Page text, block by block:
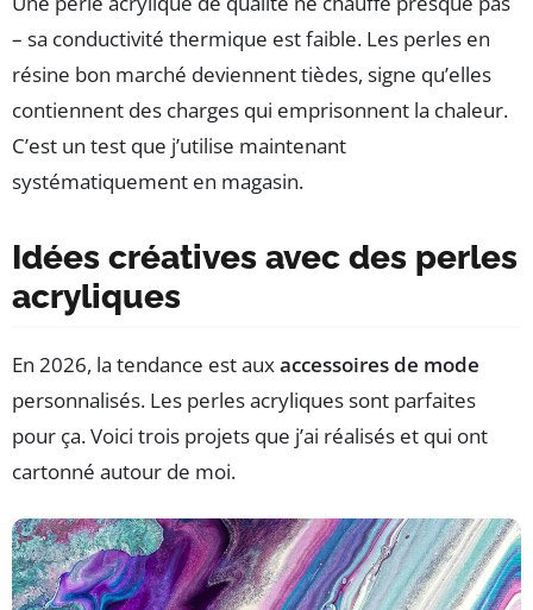
– sa conductivité thermique est faible. Les perles en
résine bon marché deviennent tièdes, signe qu’elles
contiennent des charges qui emprisonnent la chaleur.
C’est un test que j’utilise maintenant
systématiquement en magasin.
Idées créatives avec des perles
acryliques
En 2026, la tendance est auxaccessoires de mode
personnalisés. Les perles acryliques sont parfaites
pour ça. Voici trois projets que j’ai réalisés et qui ont
cartonné autour de moi.